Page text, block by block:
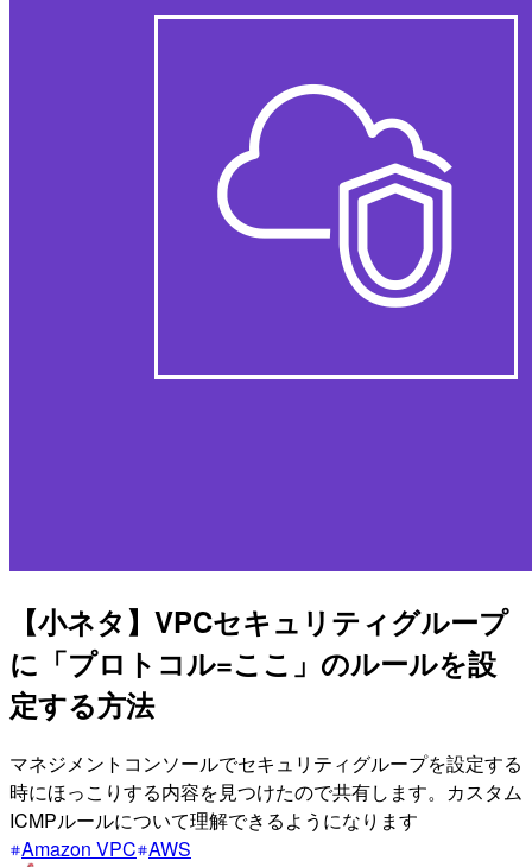
【小ネタ】VPCセキュリティグループ
に「プロトコル=ここ」のルールを設
定する方法
マネジメントコンソールでセキュリティグループを設定する
時にほっこりする内容を見つけたので共有します。カスタム
ICMPルールについて理解できるようになります
Amazon VPC AWS